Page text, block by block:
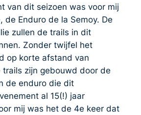
van dit seizoen was voor mij
de Enduro de la Semoy. De
zullen de trails in dit
Zonder twijfel het
op korte afstand van
trails zijn gebouwd door de
de enduro die dit
al 15(!) jaar
mij was het de 4e keer dat